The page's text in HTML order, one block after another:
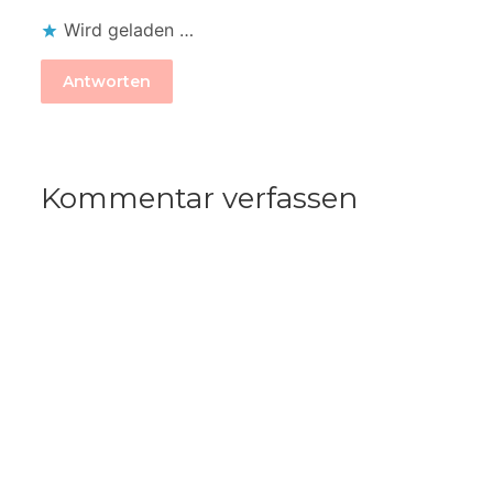
Wird geladen …
Antworten
Kommentar verfassen